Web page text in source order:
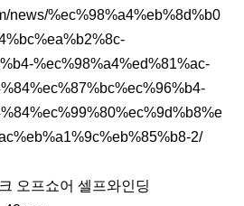
news/%ec%98%a4%eb%8d%b0
%ec%98%a4%ed%81%ac-
2/